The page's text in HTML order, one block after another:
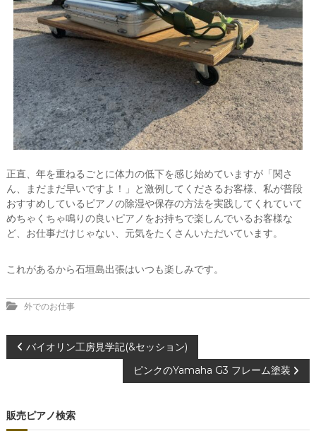
正直、年を重ねるごとに体力の低下を感じ始めていますが「関さ
ん、まだまだ早いですよ！」と激例してくださるお客様、私が普段
おすすめしているピアノの除湿や保存の方法を実践してくれていて
めちゃくちゃ鳴りの良いピアノをお持ちで楽しんでいるお客様な
ど、お仕事だけじゃない、元気をたくさんいただいています。
これがあるから石垣島出張はいつも楽しみです。
外でのお仕事
投
ナ
バイオリン工房見学記(&セッション)
ピンクのYamaha G3 フレーム塗装
販売ピアノ検索